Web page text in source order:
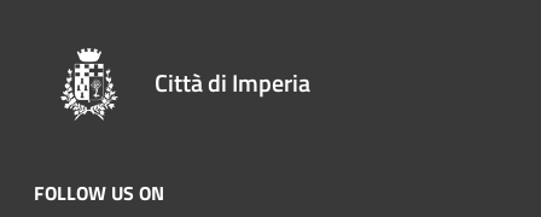
Città di Imperia
FOLLOW US ON